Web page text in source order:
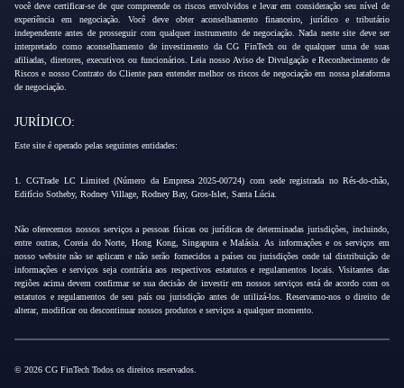
você deve certificar-se de que compreende os riscos envolvidos e levar em consideração seu nível de
experiência em negociação. Você deve obter aconselhamento financeiro, jurídico e tributário
independente antes de prosseguir com qualquer instrumento de negociação. Nada neste site deve ser
interpretado como aconselhamento de investimento da CG FinTech ou de qualquer uma de suas
afiliadas, diretores, executivos ou funcionários. Leia nosso Aviso de Divulgação e Reconhecimento de
Riscos e nosso Contrato do Cliente para entender melhor os riscos de negociação em nossa plataforma
de negociação.
JURÍDICO:
Este site é operado pelas seguintes entidades:
1. CGTrade LC Limited (Número da Empresa 2025-00724) com sede registrada no Rés-do-chão,
Edifício Sotheby, Rodney Village, Rodney Bay, Gros-Islet, Santa Lúcia.
Não oferecemos nossos serviços a pessoas físicas ou jurídicas de determinadas jurisdições, incluindo,
entre outras, Coreia do Norte, Hong Kong, Singapura e Malásia. As informações e os serviços em
nosso website não se aplicam e não serão fornecidos a países ou jurisdições onde tal distribuição de
informações e serviços seja contrária aos respectivos estatutos e regulamentos locais. Visitantes das
regiões acima devem confirmar se sua decisão de investir em nossos serviços está de acordo com os
estatutos e regulamentos de seu país ou jurisdição antes de utilizá-los. Reservamo-nos o direito de
alterar, modificar ou descontinuar nossos produtos e serviços a qualquer momento.
© 2026 CG FinTech Todos os direitos reservados.